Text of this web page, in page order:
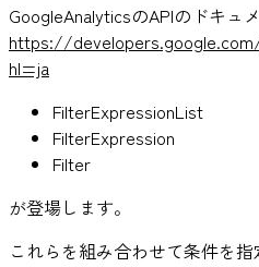
GoogleAnalyticsのAPIのドキュ
https://
hl=ja
FilterExpressionList
FilterExpression
Filter
が登場します。
これらを組み合わせて条件を